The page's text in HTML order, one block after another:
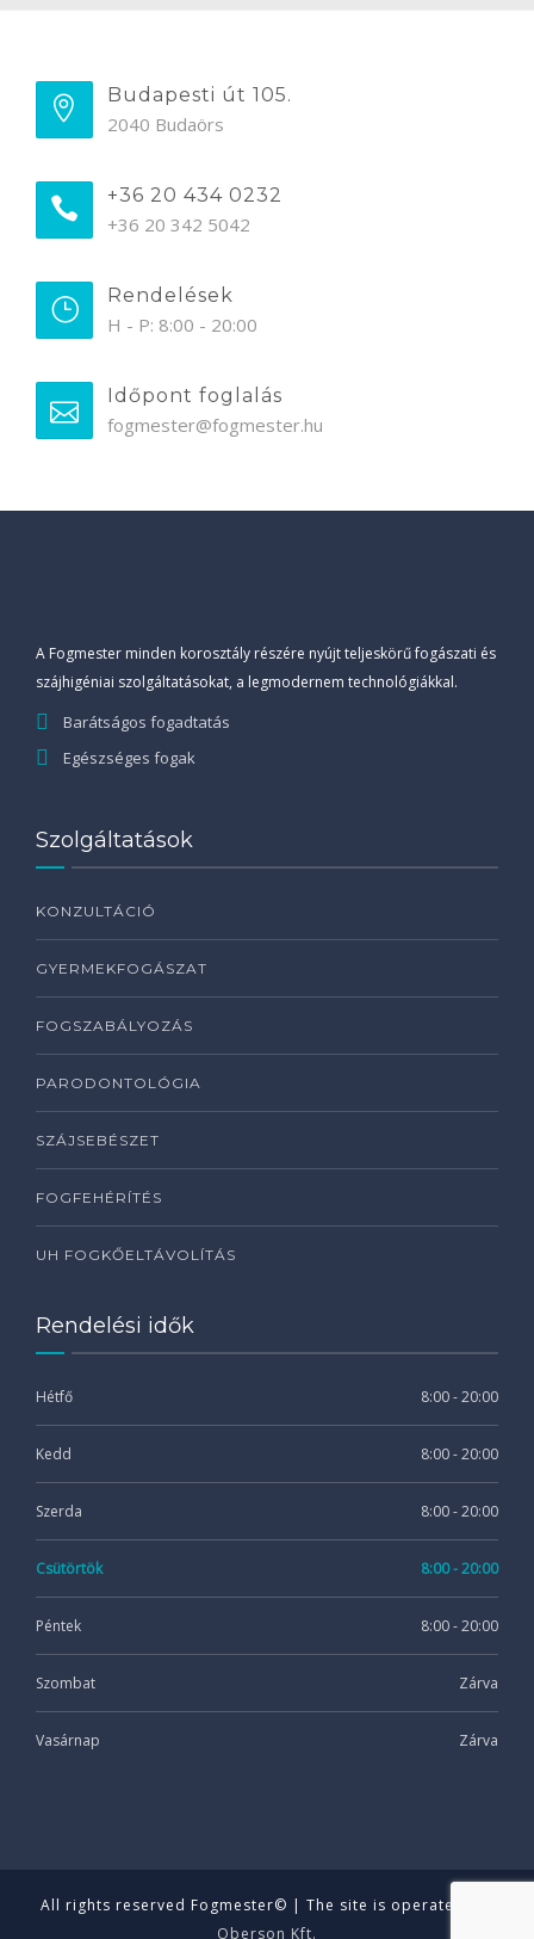
Budapesti út 105.
2040 Budaörs
+36 20 434 0232
+36 20 342 5042
Rendelések
H - P: 8:00 - 20:00
Időpont foglalás
fogmester@fogmester.hu
A Fogmester minden korosztály részére nyújt teljeskörű fogászati és
szájhigéniai szolgáltatásokat, a legmodernem technológiákkal.
Barátságos fogadtatás
Egészséges fogak
Szolgáltatások
KONZULTÁCIÓ
GYERMEKFOGÁSZAT
FOGSZABÁLYOZÁS
PARODONTOLÓGIA
SZÁJSEBÉSZET
FOGFEHÉRÍTÉS
UH FOGKŐELTÁVOLÍTÁS
Rendelési idők
Hétfő 8:00 - 20:00
Kedd 8:00 - 20:00
Szerda 8:00 - 20:00
Csütörtök 8:00 - 20:00
Péntek 8:00 - 20:00
Szombat Zárva
Vasárnap Zárva
All rights reserved Fogmester© | The site is operated by:
Oberson Kft.